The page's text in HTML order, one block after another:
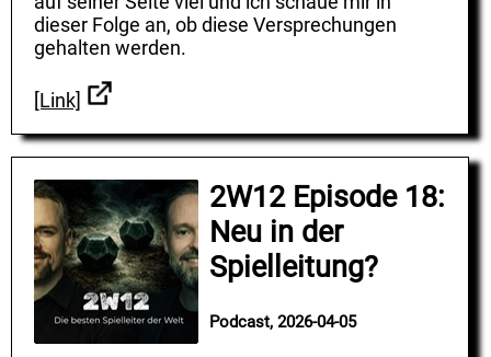
dieser Folge an, ob diese Versprechungen
gehalten werden.
[Link]
2W12 Episode 18:
Neu in der
Spielleitung?
Podcast, 2026-04-05